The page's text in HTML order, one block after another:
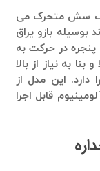
یک سش متحرک می
بازو یراق
در حرکت به
به نیاز از بالا
این مدل از
قابل اجرا